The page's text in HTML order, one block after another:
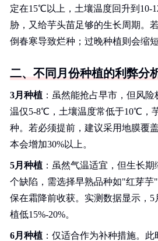
定在15℃以上，土壤温度回升到10-
胁，又给芋头苗足够的生长周期。
倒春寒导致烂种；过晚种植则会缩
二、不同月份种植的利弊分
3月种植 ：虽然能抢占早市，但风
温仅5-8℃，土壤温度常低于10℃，
种。若必须提前，建议采用地膜覆
本会增加30%以上。
5月种植 ：虽然气温适宜，但生长
个缺陷，需选择早熟品种如"红芽芋
保在霜降前收获。实测数据显示，5
植低15%-20%。
6月种植 ：仅适合作为补种措施。